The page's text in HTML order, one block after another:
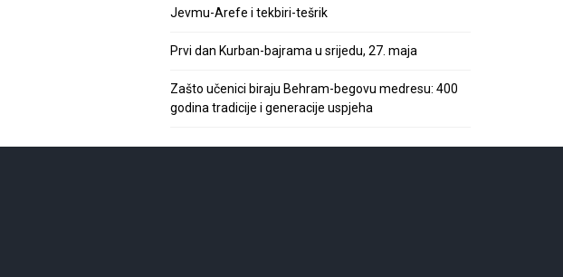
Jevmu-Arefe i tekbiri-tešrik
Prvi dan Kurban-bajrama u srijedu, 27. maja
Zašto učenici biraju Behram-begovu medresu: 400
godina tradicije i generacije uspjeha